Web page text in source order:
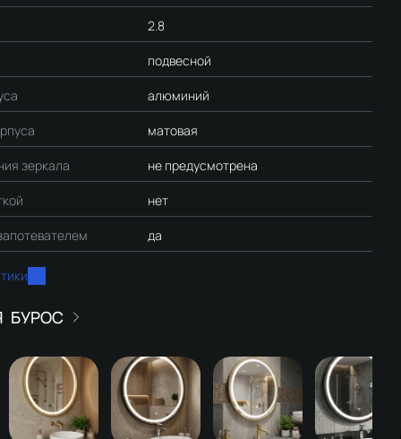
2.8
подвесной
алюминий
матовая
зеркала не предусмотрена
нет
да
БУРОС